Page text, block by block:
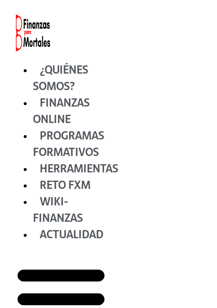
contenido
¿QUIÉNES
SOMOS?
FINANZAS
ONLINE
PROGRAMAS
FORMATIVOS
HERRAMIENTAS
RETO FXM
WIKI-
FINANZAS
ACTUALIDAD